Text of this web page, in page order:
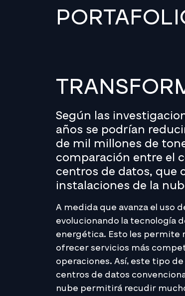
Según las
años se podrían
de mil millones de
comparación entre el
centros de datos, que
instalaciones de la
A medida que avanza el uso
evolucionando la tecnología
energética. Esto les permite
ofrecer servicios más
operaciones. Así, este tipo
centros de datos
nube permitirá recudir